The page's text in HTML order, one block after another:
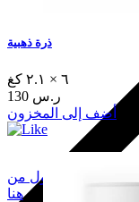
ذرة ذهبية
٦ × ٢.١ كغ
130 ر.س
أضف إلى المخزون
سجّل الدخول من
هنا